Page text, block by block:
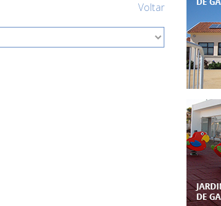
Voltar